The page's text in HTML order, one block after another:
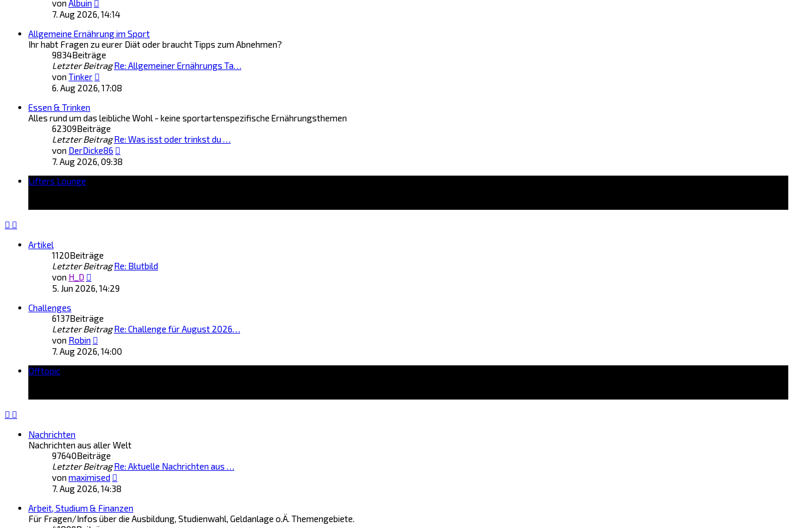
von Albuin
Beitrag
7. Aug 2026, 14:14
Allgemeine Ernährung im Sport
Ihr habt Fragen zu eurer Diät oder braucht Tipps zum Abnehmen?
9834Beiträge
Letzter Beitrag Re: Allgemeiner Ernährungs Ta…
von Tinker
Beitrag
6. Aug 2026, 17:08
Essen & Trinken
Alles rund um das leibliche Wohl - keine sportartenspezifische Ernährungsthemen
62309Beiträge
Letzter Beitrag Re: Was isst oder trinkst du …
von DerDicke86
Beitrag
7. Aug 2026, 09:38
Lifters Lounge
Artikel
1120Beiträge
Letzter Beitrag Re: Blutbild
von H_D
Beitrag
5. Jun 2026, 14:29
Challenges
6137Beiträge
Letzter Beitrag Re: Challenge für August 2026…
von Robin
Beitrag
7. Aug 2026, 14:00
Offtopic
Nachrichten
Nachrichten aus aller Welt
97640Beiträge
Letzter Beitrag Re: Aktuelle Nachrichten aus …
von maximised
Beitrag
7. Aug 2026, 14:38
Arbeit, Studium & Finanzen
Für Fragen/Infos über die Ausbildung, Studienwahl, Geldanlage o.Ä. Themengebiete.